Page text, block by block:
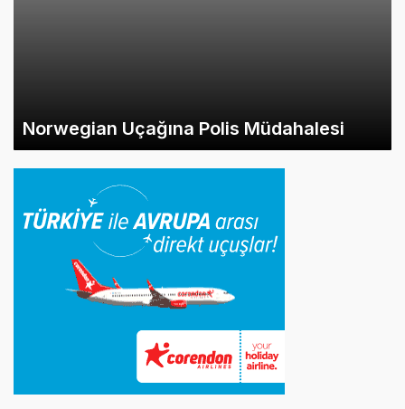
Norwegian Uçağına Polis Müdahalesi